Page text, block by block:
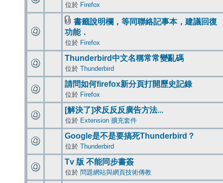
位於 Firefox
書籤說明欄，等同聯絡記事本，建議回復
功能．
位於 Firefox
Thunderbird中文名稱常常變亂碼
位於 Thunderbird
請問如何firefox新分頁打開歷史記錄
位於 Firefox
[解決了]求反反反廣告方法...
位於 Extension 擴充套件
Google是不是要搞死Thunderbird？
位於 Thunderbird
Tv 版 不能同步書簽
位於 問題網站與網頁技術傳教